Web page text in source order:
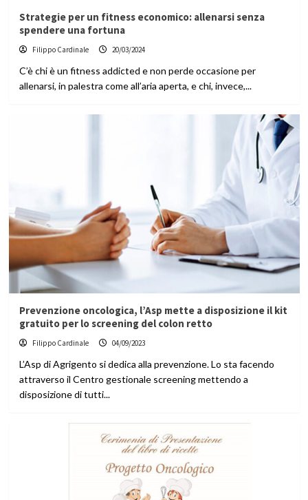
Strategie per un fitness economico: allenarsi senza
spendere una fortuna
Filippo Cardinale 20/03/2024
C’è chi è un fitness addicted e non perde occasione per
allenarsi, in palestra come all’aria aperta, e chi, invece,...
Prevenzione oncologica, l’Asp mette a disposizione il kit
gratuito per lo screening del colon retto
Filippo Cardinale 04/09/2023
L’Asp di Agrigento si dedica alla prevenzione. Lo sta facendo
attraverso il Centro gestionale screening mettendo a
disposizione di tutti...